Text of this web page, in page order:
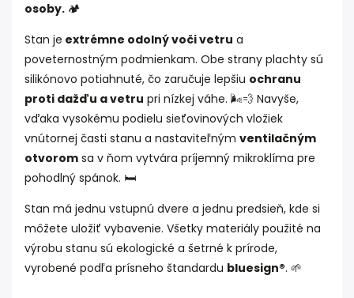
osoby. 🏕️
Stan je extrémne odolný voči vetru a
poveternostným podmienkam. Obe strany plachty sú
silikónovo potiahnuté, čo zaručuje lepšiu ochranu
proti dažďu a vetru pri nízkej váhe. 🌬️💨 Navyše,
vďaka vysokému podielu sieťovinových vložiek
vnútornej časti stanu a nastaviteľným ventilačným
otvorom sa v ňom vytvára príjemný mikroklíma pre
pohodlný spánok. 🛏️
Stan má jednu vstupnú dvere a jednu predsieň, kde si
môžete uložiť vybavenie. Všetky materiály použité na
výrobu stanu sú ekologické a šetrné k prírode,
vyrobené podľa prísneho štandardu bluesign®. 🌱